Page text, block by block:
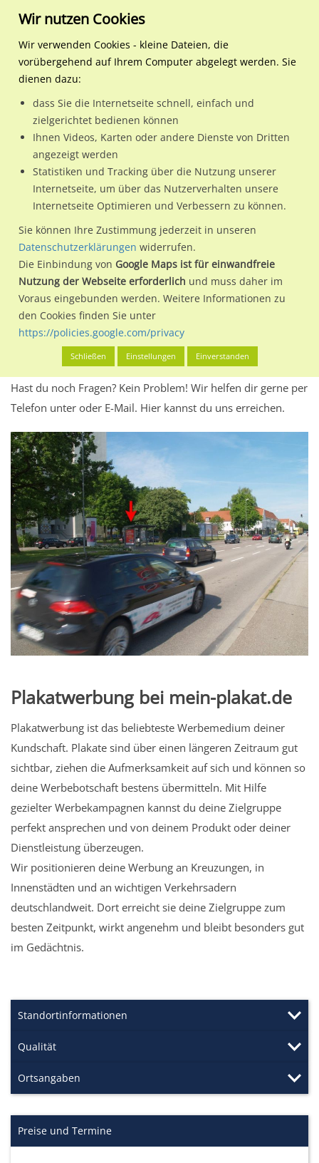
Regionale Plakatwerbung Bayern
Ingolstadt
Goethestr. 140 saw./We.li.
Goethestr. 140 saw./We.li.
85055 / Ingolstadt / Konradviertel
Nutze günstige Werbemöglichkeiten am Standort Goethestr.
140 saw./We.li.im Ortsteil Konradviertel)in Ingolstadt.
Wir erheben für jede unserer Werbeflächen individuelle und
aktuelleStandortinformationenundLeistungswerte
kannst du dich schon vor der Buchung im Detail über den
Standort, seine Reichweite und Werbewirkung sowie
eventuelle Beschränkungen in den zugelassenen
Werbeinhalten informieren.
Alles klar? Dann findest du direkt im unteren Teil dieser Seite
Buchungdes Standorts.
Hast du noch Fragen? Kein Problem! Wir helfen dir gerne per
Telefon unter oder E-Mail. Hier kannst du uns erreichen.
Plakatwerbung bei mein-plakat.de
Plakatwerbung ist das beliebteste Werbemedium deiner
Kundschaft. Plakate sind über einen längeren Zeitraum gut
sichtbar, ziehen die Aufmerksamkeit auf sich und können so
deine Werbebotschaft bestens übermitteln. Mit Hilfe
gezielter Werbekampagnen kannst du deine Zielgruppe
perfekt ansprechen und von deinem Produkt oder deiner
Dienstleistung überzeugen.
Wir positionieren deine Werbung an Kreuzungen, in
Innenstädten und an wichtigen Verkehrsadern
deutschlandweit. Dort erreicht sie deine Zielgruppe zum
besten Zeitpunkt, wirkt angenehm und bleibt besonders gut
im Gedächtnis.
Standortinformationen
Qualität
Ortsangaben
Preise und Termine
Wir nutzen Cookies
Wir verwenden Cookies - kleine Dateien, die
vorübergehend auf Ihrem Computer abgelegt werden. Sie
dienen dazu:
dass Sie die Internetseite schnell, einfach und
zielgerichtet bedienen können
Ihnen Videos, Karten oder andere Dienste von Dritten
angezeigt werden
Statistiken und Tracking über die Nutzung unserer
Internetseite, um über das Nutzerverhalten unsere
Internetseite Optimieren und Verbessern zu können.
Sie können Ihre Zustimmung jederzeit in unseren
Datenschutzerklärungen widerrufen.
Die Einbindung von Google Maps ist für einwandfreie
Nutzung der Webseite erforderlich und muss daher im
Voraus eingebunden werden. Weitere Informationen zu
den Cookies finden Sie unter
https://policies.google.com/privacy
Schließen Einstellungen Einverstanden